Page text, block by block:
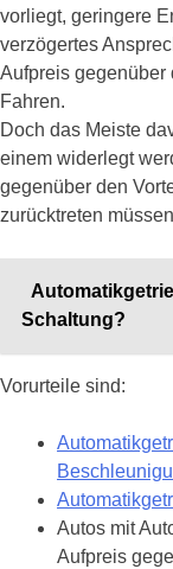
vorliegt, geringere
verzögertes
Aufpreis gegenüber
Fahren.
Doch das Meiste
einem widerlegt
gegenüber den
zurücktreten
Schaltung?
Vorurteile sind:
Autos mit
Aufpreis